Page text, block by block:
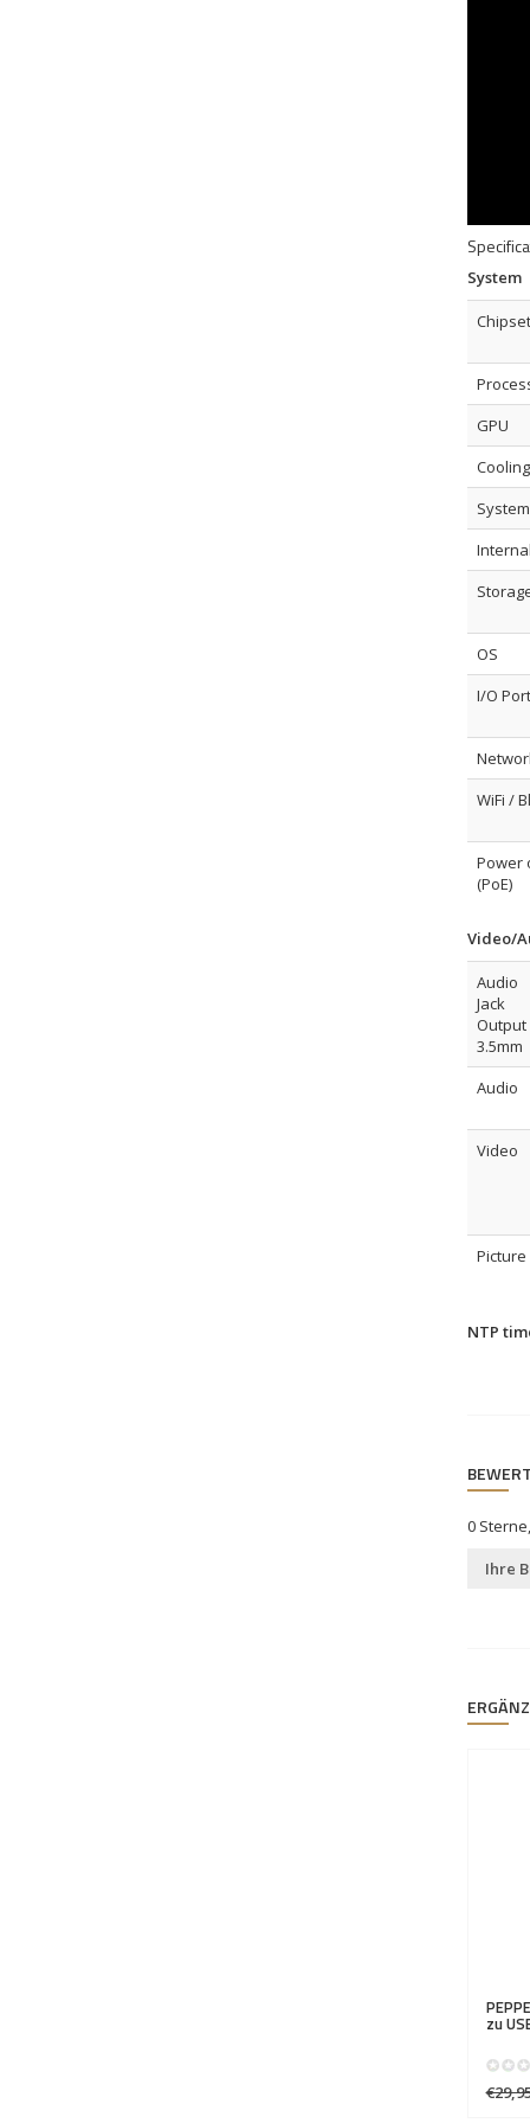
System
Chipset
GPU
Cooling
OS
I/O
WiFi /
Power
(PoE)
Video/
Audio
Jack
Output
3.5mm
Audio
Video
Picture
NTP
0
Ihre
zu